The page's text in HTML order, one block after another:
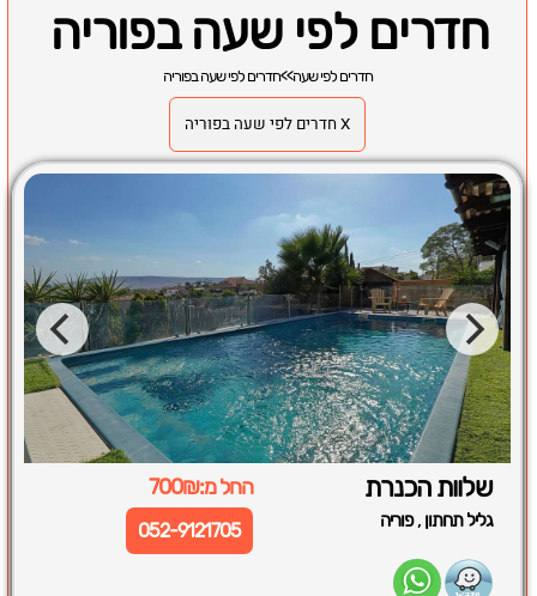
חדרים לפי שעה בפוריה
חדרים לפי שעה>>חדרים לפי שעה בפוריה
X חדרים לפי שעה בפוריה
שלוות הכנרת החל מ:700₪
גליל תחתון ,פוריה 052-9121705